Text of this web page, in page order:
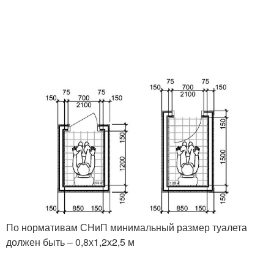
По нормативам СНиП минимальный размер туалета
должен быть – 0,8х1,2х2,5 м